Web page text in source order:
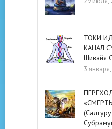
ТОКИ
КАНАЛ
Шивайя
3